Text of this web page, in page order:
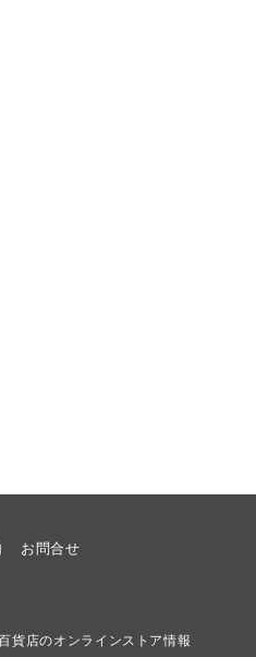
お問合せ
貨店のオンラインストア情報